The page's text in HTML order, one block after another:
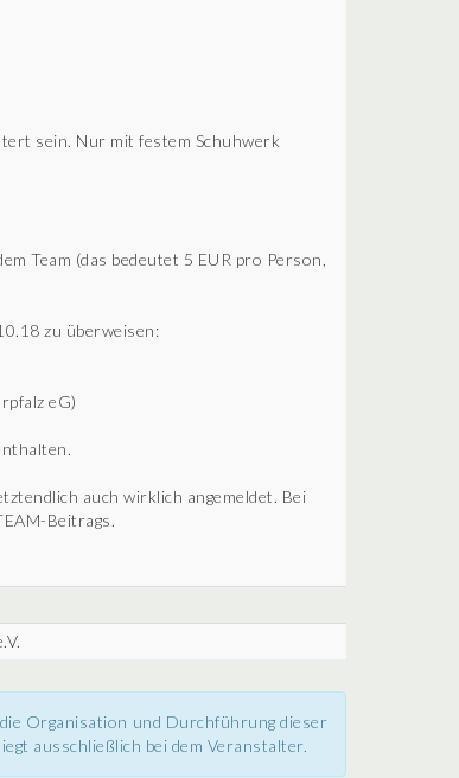
sein. Nur mit festem Schuhwerk
Team (das bedeutet 5 EUR pro Person,
zu überweisen:
eG)
auch wirklich angemeldet. Bei
Beitrags.
Organisation und Durchführung dieser
ausschließlich bei dem Veranstalter.